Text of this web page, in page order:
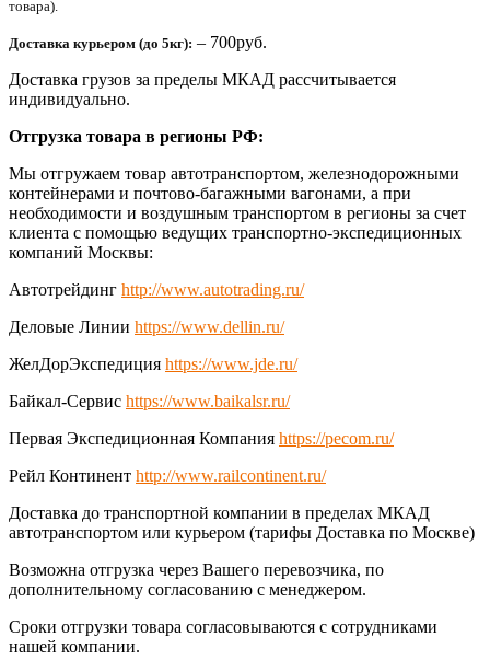
товара).
Доставка курьером (до 5кг): – 700руб.
Доставка грузов за пределы МКАД рассчитывается
индивидуально.
Отгрузка товара в регионы РФ:
Мы отгружаем товар автотранспортом, железнодорожными
контейнерами и почтово-багажными вагонами, а при
необходимости и воздушным транспортом в регионы за счет
клиента с помощью ведущих транспортно-экспедиционных
компаний Москвы:
Автотрейдинг http://www.autotrading.ru/
Деловые Линии https://www.dellin.ru/
ЖелДорЭкспедиция https://www.jde.ru/
Байкал-Сервис https://www.baikalsr.ru/
Первая Экспедиционная Компания https://pecom.ru/
Рейл Континент http://www.railcontinent.ru/
Доставка до транспортной компании в пределах МКАД
автотранспортом или курьером (тарифы Доставка по Москве)
Возможна отгрузка через Вашего перевозчика, по
дополнительному согласованию с менеджером.
Сроки отгрузки товара согласовываются с сотрудниками
нашей компании.